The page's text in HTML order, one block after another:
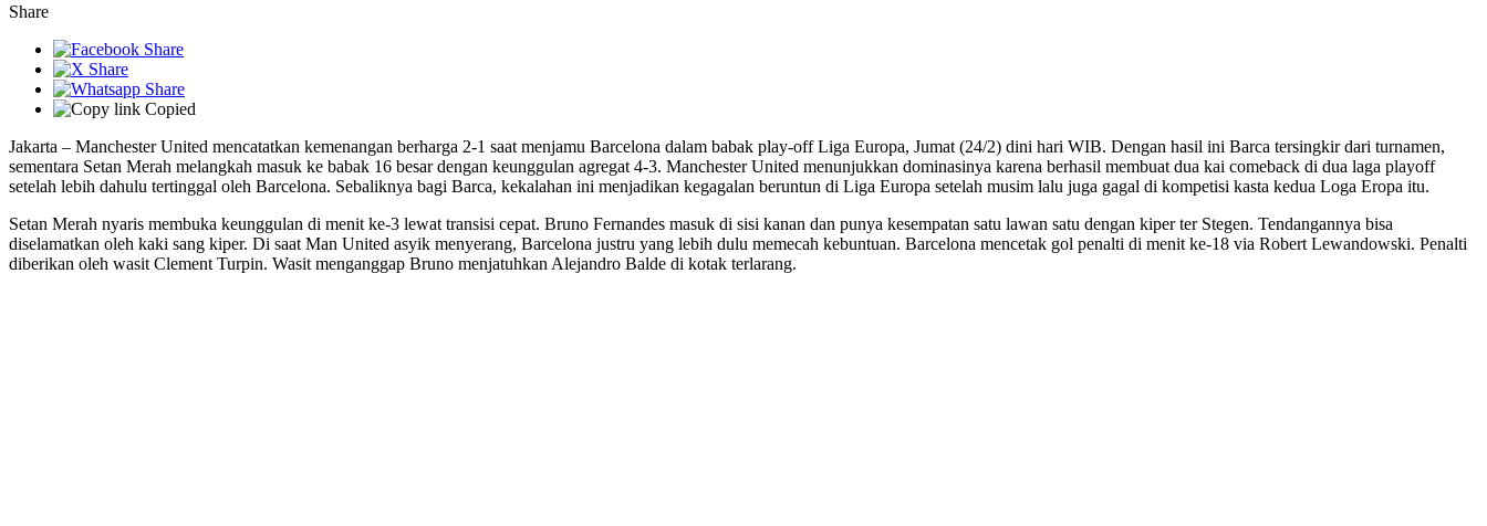
Share
Copied
Jakarta – Manchester United mencatatkan kemenangan berharga 2-1 saat menjamu Barcelona dalam babak play-off Liga Europa, Jumat (24/2) dini hari WIB. Dengan hasil ini Barca tersingkir dari turnamen,
sementara Setan Merah melangkah masuk ke babak 16 besar dengan keunggulan agregat 4-3. Manchester United menunjukkan dominasinya karena berhasil membuat dua kai comeback di dua laga playoff
setelah lebih dahulu tertinggal oleh Barcelona. Sebaliknya bagi Barca, kekalahan ini menjadikan kegagalan beruntun di Liga Europa setelah musim lalu juga gagal di kompetisi kasta kedua Loga Eropa itu.
Setan Merah nyaris membuka keunggulan di menit ke-3 lewat transisi cepat. Bruno Fernandes masuk di sisi kanan dan punya kesempatan satu lawan satu dengan kiper ter Stegen. Tendangannya bisa
diselamatkan oleh kaki sang kiper. Di saat Man United asyik menyerang, Barcelona justru yang lebih dulu memecah kebuntuan. Barcelona mencetak gol penalti di menit ke-18 via Robert Lewandowski. Penalti
diberikan oleh wasit Clement Turpin. Wasit menganggap Bruno menjatuhkan Alejandro Balde di kotak terlarang.